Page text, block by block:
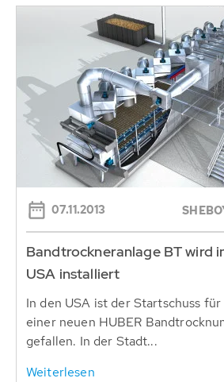
07.11.2013
Bandtrockneranlage BT wird
USA installiert
In den USA ist der Startschuss
einer neuen HUBER
gefallen. In der Stadt...
Weiterlesen